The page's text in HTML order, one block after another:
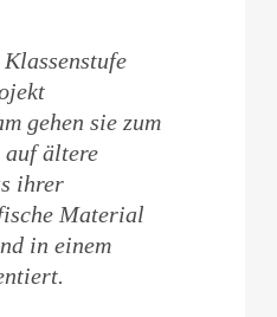
gehen sie zum
auf ältere
ihrer
Material
in einem